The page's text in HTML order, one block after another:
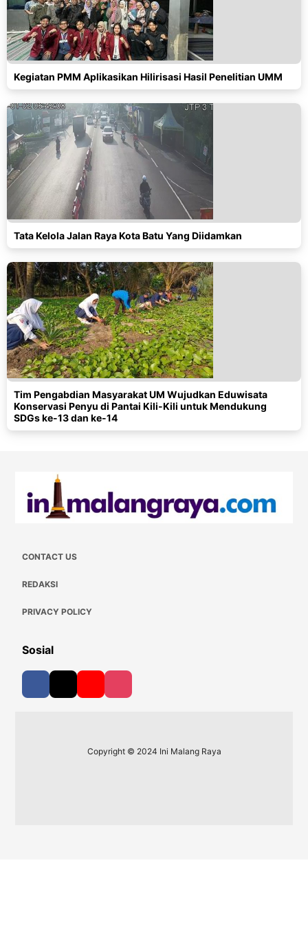
Kegiatan PMM Aplikasikan Hilirisasi Hasil Penelitian UMM
Tata Kelola Jalan Raya Kota Batu Yang Diidamkan
Tim Pengabdian Masyarakat UM Wujudkan Eduwisata
Konservasi Penyu di Pantai Kili-Kili untuk Mendukung
SDGs ke-13 dan ke-14
CONTACT US
REDAKSI
PRIVACY POLICY
Sosial
Copyright © 2024 Ini Malang Raya